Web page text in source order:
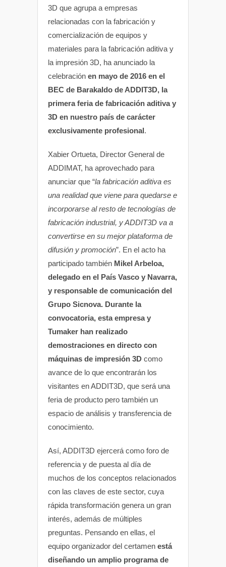
3D que agrupa a empresas
relacionadas con la fabricación y
comercialización de equipos y
materiales para la fabricación aditiva y
la impresión 3D, ha anunciado la
celebración en mayo de 2016 en el
BEC de Barakaldo de ADDIT3D, la
primera feria de fabricación aditiva y
3D en nuestro país de carácter
exclusivamente profesional.
Xabier Ortueta, Director General de
ADDIMAT, ha aprovechado para
anunciar que “la fabricación aditiva es
una realidad que viene para quedarse e
incorporarse al resto de tecnologías de
fabricación industrial, y ADDIT3D va a
convertirse en su mejor plataforma de
difusión y promoción”. En el acto ha
participado también Mikel Arbeloa,
delegado en el País Vasco y Navarra,
y responsable de comunicación del
Grupo Sicnova. Durante la
convocatoria, esta empresa y
Tumaker han realizado
demostraciones en directo con
máquinas de impresión 3D como
avance de lo que encontrarán los
visitantes en ADDIT3D, que será una
feria de producto pero también un
espacio de análisis y transferencia de
conocimiento.
Así, ADDIT3D ejercerá como foro de
referencia y de puesta al día de
muchos de los conceptos relacionados
con las claves de este sector, cuya
rápida transformación genera un gran
interés, además de múltiples
preguntas. Pensando en ellas, el
equipo organizador del certamen está
diseñando un amplio programa de